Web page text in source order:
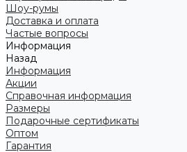
Шоу-румы
Доставка и оплата
Частые вопросы
Информация
Назад
Информация
Акции
Справочная информация
Размеры
Подарочные сертификаты
Оптом
Гарантия